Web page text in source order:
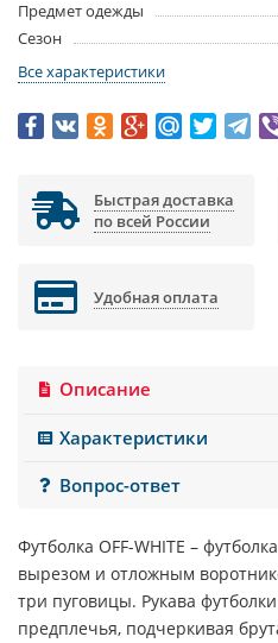
Предмет одежды
Сезон
Все характеристики
Быстрая доставка
по всей России
Удобная оплата
Описание
Характеристики
Вопрос-ответ
Футболка OFF-WHITE –
вырезом и отложным
три пуговицы. Рукава
предплечья, подчеркивая